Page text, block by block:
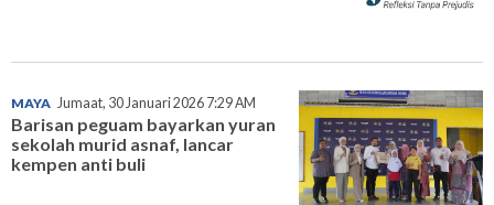
MAYA Jumaat, 30 Januari 2026 7:29 AM
Barisan peguam bayarkan yuran
sekolah murid asnaf, lancar
kempen anti buli